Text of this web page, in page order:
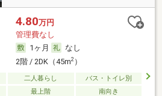
4.80万円
管理費なし
1ヶ月
なし
2階 / 2DK（45m2）
二人暮らし
バス・トイレ別
最上階 南向き